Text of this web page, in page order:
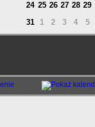
24 25 26 27 28 29
31
1 2 3 4 5